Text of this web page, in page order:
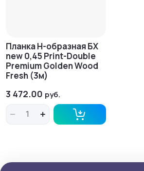
Планка H-образная БХ
new 0,45 Print-Double
Premium Golden Wood
Fresh (3м)
3 472.00 руб.